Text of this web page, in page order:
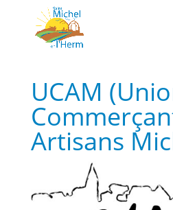
UCAM
Artisans